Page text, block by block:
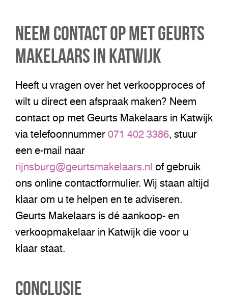
Neem Contact op met Geurts
Makelaars in Katwijk
Heeft u vragen over het verkoopproces of
wilt u direct een afspraak maken? Neem
contact op met Geurts Makelaars in Katwijk
via telefoonnummer 071 402 3386, stuur
een e-mail naar
rijnsburg@geurtsmakelaars.nl of gebruik
ons online contactformulier. Wij staan altijd
klaar om u te helpen en te adviseren.
Geurts Makelaars is dé aankoop- en
verkoopmakelaar in Katwijk die voor u
klaar staat.
Conclusie